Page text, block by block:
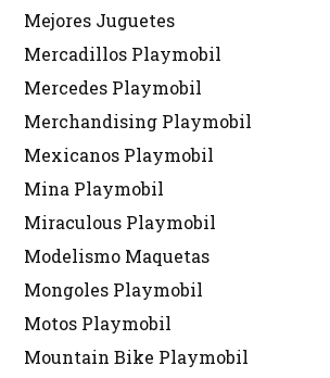
Mejores Juguetes
Mercadillos Playmobil
Mercedes Playmobil
Merchandising Playmobil
Mexicanos Playmobil
Mina Playmobil
Miraculous Playmobil
Modelismo Maquetas
Mongoles Playmobil
Motos Playmobil
Mountain Bike Playmobil